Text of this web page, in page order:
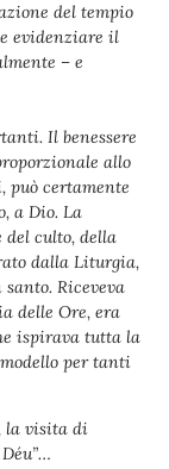
del tempio
evidenziare il
– e
Il benessere
allo
può certamente
a Dio. La
del culto, della
dalla Liturgia,
Riceveva
delle Ore, era
ispirava tutta la
per tanti
la visita di